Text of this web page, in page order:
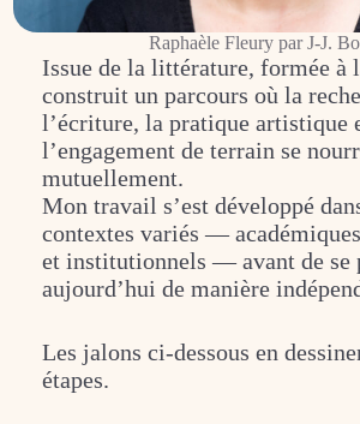
Raphaèle Fleury par J-J.
Issue de la littérature, formée à
construit un parcours où la
l’écriture, la pratique artistique
l’engagement de terrain se
mutuellement.
Mon travail s’est développé
contextes variés —
et institutionnels — avant de se
aujourd’hui de manière
Les jalons ci-dessous en
étapes.